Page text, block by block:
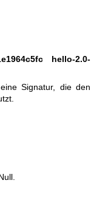
hello-2.0-
Signatur, die den